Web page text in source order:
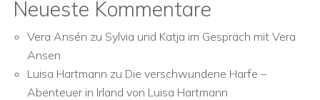
Neueste Kommentare
Vera Ansén zu Sylvia und Katja im Gespräch mit Vera
Ansen
Luisa Hartmann zu Die verschwundene Harfe –
Abenteuer in Irland von Luisa Hartmann